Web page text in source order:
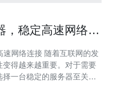
，稳定高速网络连
随着互联网的发
得越来越重要。对于需要
一台稳定的服务器至关重
服务器是